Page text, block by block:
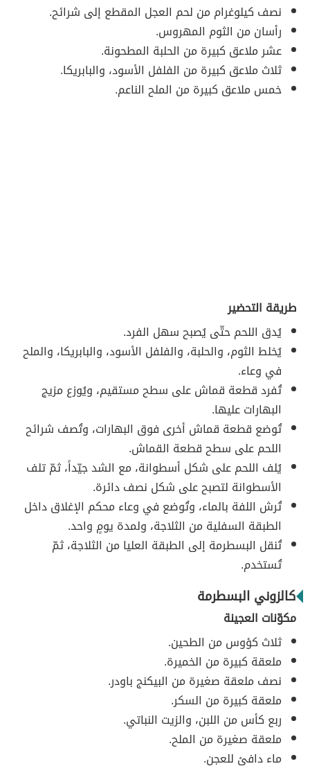
نصف كيلوغرام من لحم العجل المقطع إلى شرائح.
رأسان من الثوم المهروس.
عشر ملاعق كبيرة من الحلبة المطحونة.
ثلاث ملاعق كبيرة من الفلفل الأسود، والبابريكا.
خمس ملاعق كبيرة من الملح الناعم.
طريقة التحضير
يُدق اللحم حتّى يُصبح سهل الفرد.
يُخلط الثوم، والحلبة، والفلفل الأسود، والبابريكا، والملح
في وعاء.
تُفرد قطعة قماش على سطح مستقيم، ويُوزع مزيج
البهارات عليها.
تُوضع قطعة قماش أخرى فوق البهارات، وتُصف شرائح
اللحم على سطح قطعة القماش.
يُلف اللحم على شكل أسطوانة، مع الشد جيّداً، ثمّ تلف
الأسطوانة لتصبح على شكل نصف دائرة.
تُرش اللفة بالماء، وتُوضع في وعاء محكم الإغلاق داخل
الطبقة السفلية من الثلاجة، ولمدة يومٍ واحد.
تُنقل البسطرمة إلى الطبقة العليا من الثلاجة، ثمّ
تُستخدم.
كالزوني البسطرمة
مكوّنات العجينة
ثلاث كؤوس من الطحين.
ملعقة كبيرة من الخميرة.
نصف ملعقة صغيرة من البيكنج باودر.
ملعقة كبيرة من السكر.
ربع كأس من اللبن، والزيت النباتي.
ملعقة صغيرة من الملح.
ماء دافئ للعجن.